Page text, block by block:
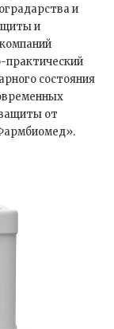
и
и
практический
состояния
от